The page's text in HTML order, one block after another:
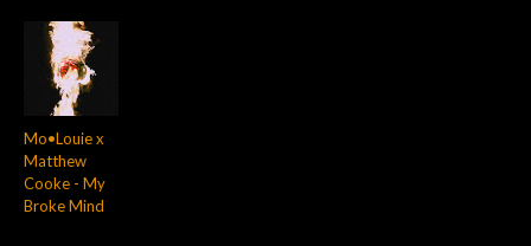
Mo•Louie x
Matthew
Cooke - My
Broke Mind